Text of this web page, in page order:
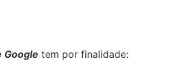
Google tem por finalidade: